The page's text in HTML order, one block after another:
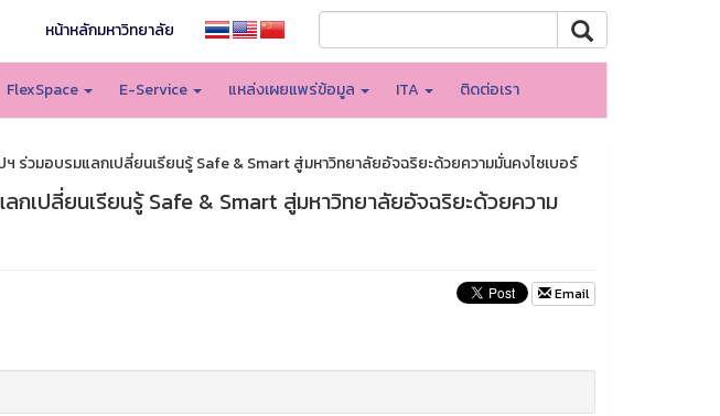
หน้าหลักมหาวิทยาลัย
FlexSpace E-Service แหล่งเผยแพร่ข้อมูล ITA ติดต่อเรา
ฯ ร่วมอบรมแลกเปลี่ยนเรียนรู้ Safe & Smart สู่มหาวิทยาลัยอัจฉริยะด้วยความมั่นคงไซเบอร์
กเปลี่ยนเรียนรู้ Safe & Smart สู่มหาวิทยาลัยอัจฉริยะด้วยความ
Email